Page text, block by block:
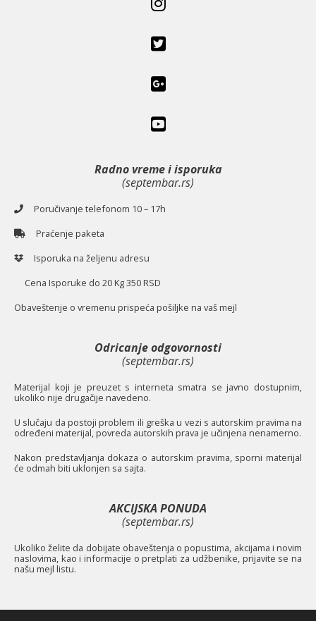
Radno vreme i isporuka
(septembar.rs)
Poručivanje telefonom 10 – 17h
Praćenje paketa
Isporuka na željenu adresu
Cena Isporuke do 20 Kg 350 RSD
Obaveštenje o vremenu prispeća pošiljke na vaš mejl
Odricanje odgovornosti
(septembar.rs)
Materijal koji je preuzet s interneta smatra se javno dostupnim,
ukoliko nije drugačije navedeno.
U slučaju da postoji problem ili greška u vezi s autorskim pravima na
određeni materijal, povreda autorskih prava je učinjena nenamerno.
Nakon predstavljanja dokaza o autorskim pravima, sporni materijal
će odmah biti uklonjen sa sajta.
AKCIJSKA PONUDA
(septembar.rs)
Ukoliko želite da dobijate obaveštenja o popustima, akcijama i novim
naslovima, kao i informacije o pretplati za udžbenike, prijavite se na
našu mejl listu.